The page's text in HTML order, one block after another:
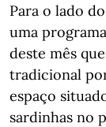
Para o lado
uma
deste mês
tradicional
espaço
sardinhas no